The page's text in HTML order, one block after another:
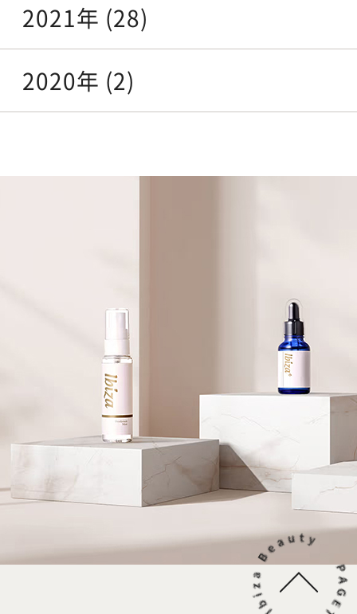
2021年 (28)
2020年 (2)